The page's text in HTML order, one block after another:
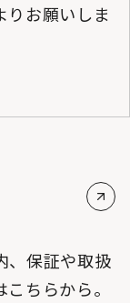
りお願いしま
、保証や取扱
ちらから。